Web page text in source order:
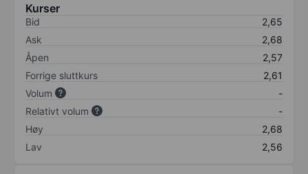
Kurser
Bid
2,65
Ask
2,68
Åpen
2,57
Forrige sluttkurs
2,61
Volum
-
Relativt volum
-
Høy
2,68
Lav
2,56